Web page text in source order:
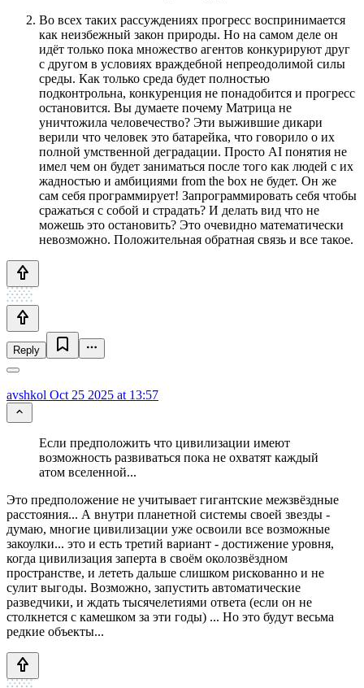
Во всех таких рассуждениях прогресс воспринимается
как неизбежный закон природы. Но на самом деле он
идёт только пока множество агентов конкурируют друг
с другом в условиях враждебной непреодолимой силы
среды. Как только среда будет полностью
подконтрольна, конкуренция не понадобится и прогресс
остановится. Вы думаете почему Матрица не
уничтожила человечество? Эти выжившие дикари
верили что человек это батарейка, что говорило о их
полной умственной деградации. Просто AI понятия не
имел чем он будет заниматься после того как людей с их
жадностью и амбициями from the box не будет. Он же
сам себя программирует! Запрограммировать себя чтобы
сражаться с собой и страдать? И делать вид что не
можешь это остановить? Это очевидно математически
невозможно. Положительная обратная связь и все такое.
Reply
avshkol Oct 25 2025 at 13:57
Если предположить что цивилизации имеют
возможность развиваться пока не охватят каждый
атом вселенной...
Это предположение не учитывает гигантские межзвёздные
расстояния... А внутри планетной системы своей звезды -
думаю, многие цивилизации уже освоили все возможные
закоулки... это и есть третий вариант - достижение уровня,
когда цивилизация заперта в своём околозвёздном
пространстве, и лететь дальше слишком рискованно и не
сулит выгоды. Возможно, запустить автоматические
разведчики, и ждать тысячелетиями ответа (если он не
столкнется с камешком за эти годы) ... Но это будут весьма
редкие объекты...